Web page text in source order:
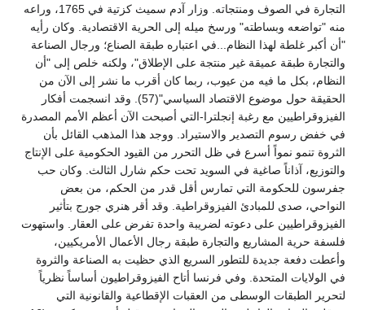
التجارة في الصوف ومنتجاته. وزار آدم سميث كزتية في 1765، وراعه
منه "تواضعه وبساطته" ورسخ ميله إلى الحرية الاقتصادية. وكان رأيه
"أن أكبر غلطة لهذا النظام...في اعتباره طبقة الصناع؛ ورجال الصناعة
والتجارة طبقة عميقة غير منتجة على الإطلاق"، ولكنه خلص إلى "أن
النظام، بكل ما فيه من عيوب، ربما كان أقرب ما نشر إلى الآن من
الحقيقة حول موضوع الاقتصاد السياسي"(57). وقد انسجمت أفكار
الفيزوقراطيين مع رغبة إنجلترا-التي أصبحت الآن أعظم الأمم المصدرة
في خفض رسوم التصدير والاستيراد. ووجد هذا المذهب القائل بأن
الثروة تنمو نمواً أسرع في ظل التحرر من القيود الحكومية على الإنتاج
والتوزيع، آذاناً صاغية في السويد تحت حكم شارل الثالث. وكان حب
جفرسون للحكومة التي تمارس أقل قدر من الحكم، من بعض
النواحي، صدى للمبادئ الفيزوقراطية. وقد أقر هنري جورج بتأثير
الفيزوقراطيين على دعوته لضريبة واحدة تفرض على العقار. واستهوت
فلسفة حرية المشاريع والتجارة طبقة رجال الأعمال الأمريكيين،
وأعطت دفعة جديدة للتطور السريع الذي حظيت به الصناعة والثروة
في الولايات المتحدة. وفي فرنسا أتاح الفيزوقراطيون أساساً نظرياً
لتحرير الطبقات الوسطى من العقبات الإقطاعية والقانونية التي